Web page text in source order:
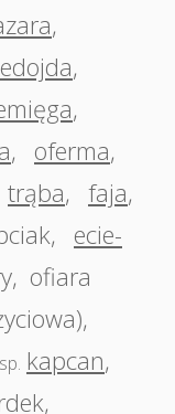
,
,
,
, oferma,
trąba, faja,
,
ecie-
, ofiara
,
kapcan,
,